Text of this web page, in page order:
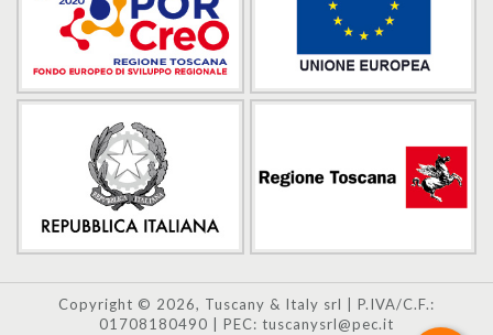
Copyright © 2026, Tuscany & Italy srl | P.IVA/C.F.:
01708180490 | PEC: tuscanysrl@pec.it